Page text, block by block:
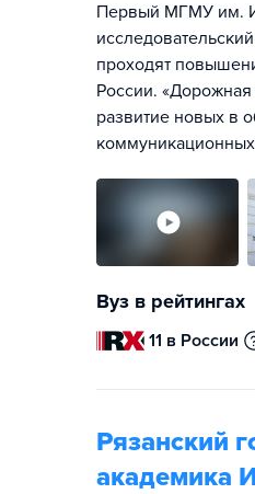
Первый МГМУ им.
проходят
России. «Дорожная
развитие новых в
Вуз в рейтингах
11 в России
Рязанский
академика